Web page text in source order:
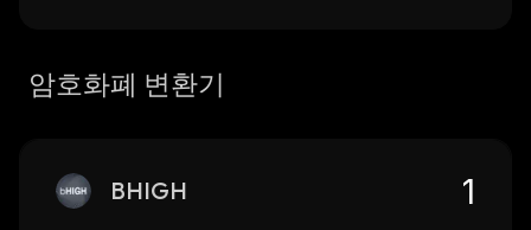
암호화폐 변환기
BHIGH